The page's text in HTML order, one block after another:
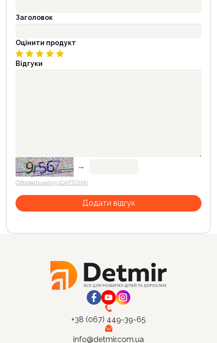
Заголовок
Оцінити продукт
Відгуки
→
Обновить капчу (CAPTCHA)
+38 (067) 449-39-65
info@detmir.com.ua